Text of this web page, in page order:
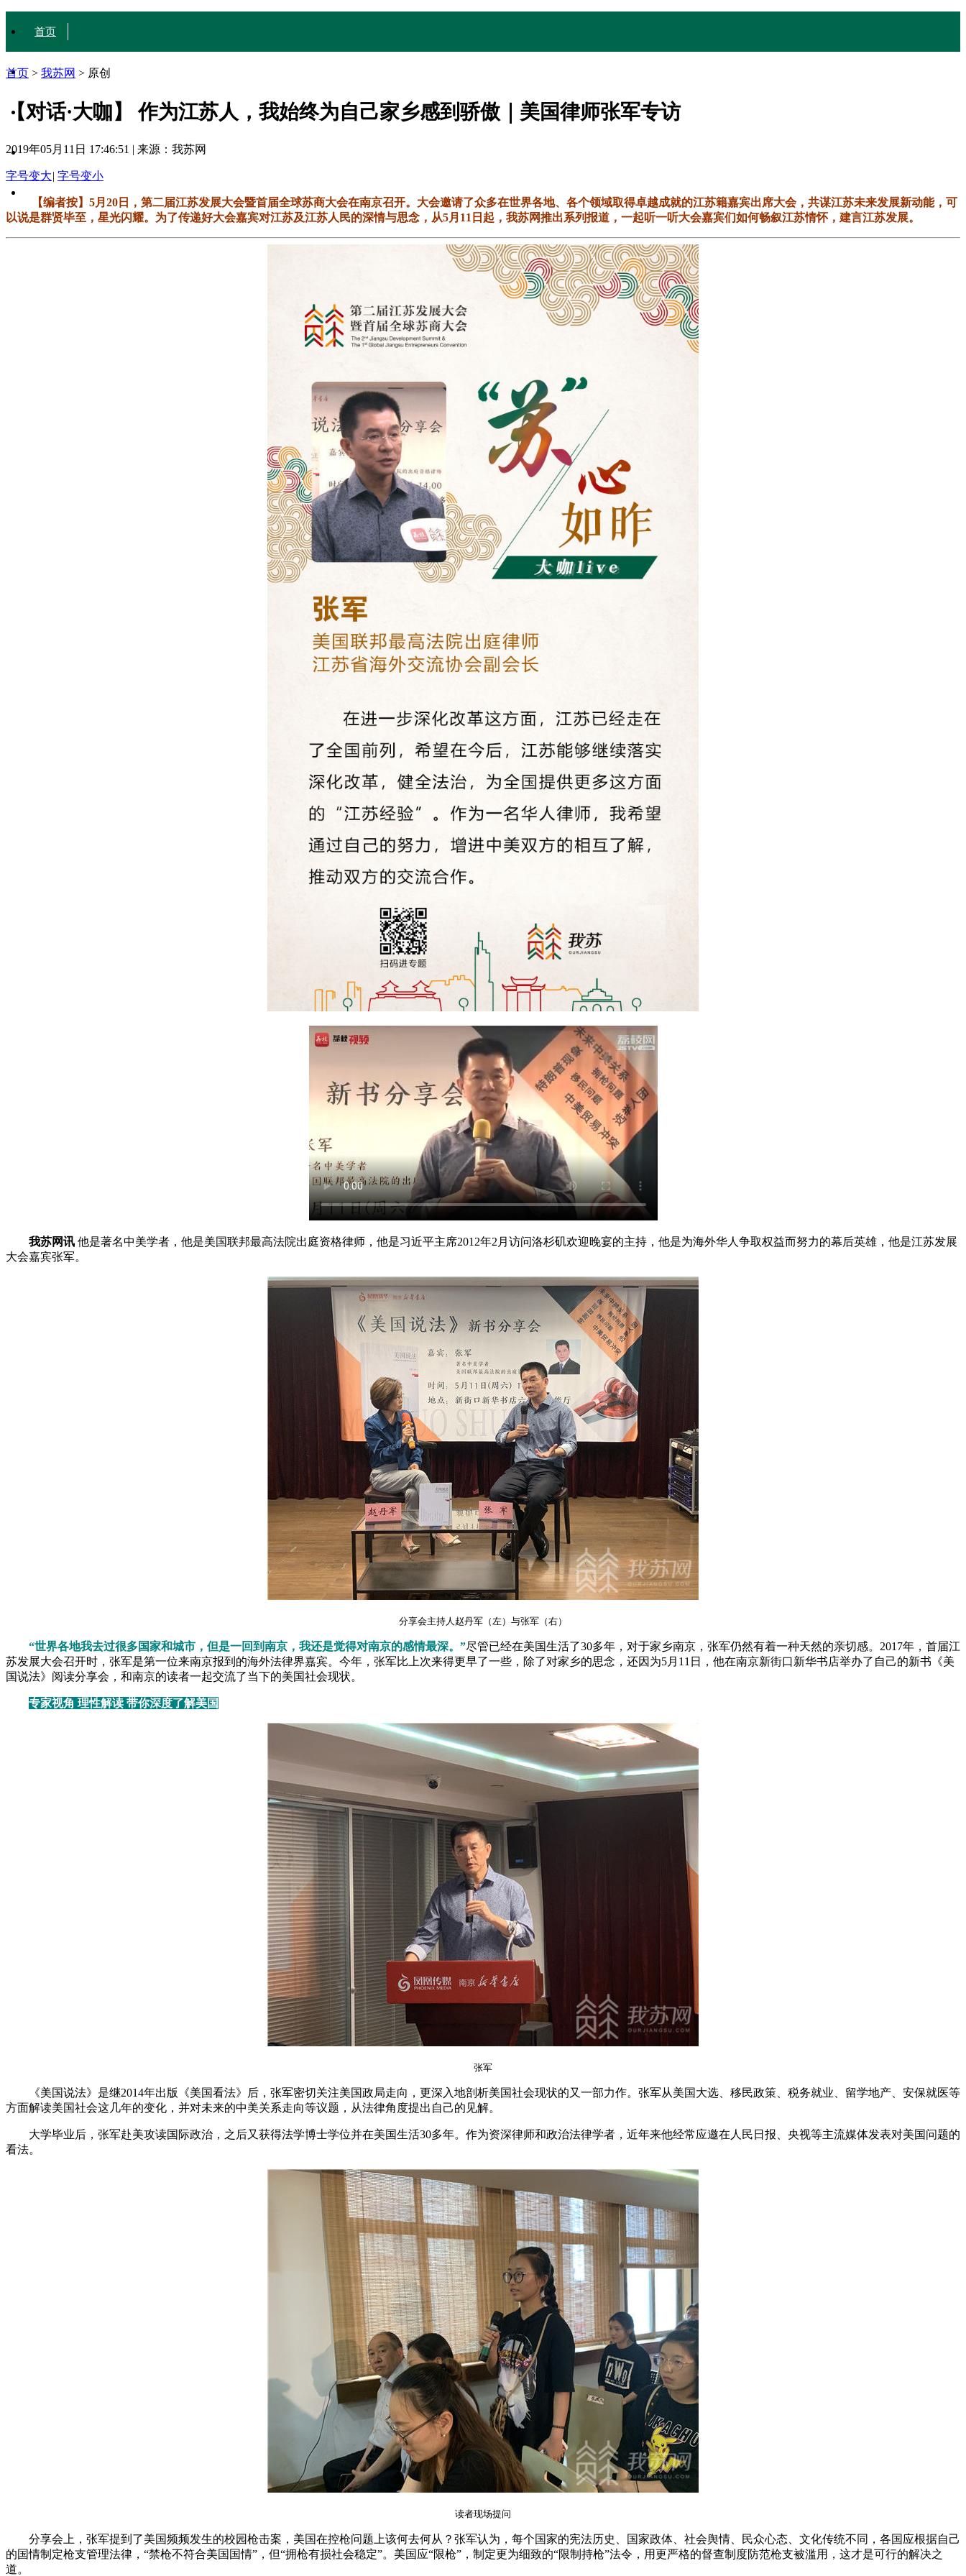
首页
城·事
人·文
行·色
首页 > 我苏网 > 原创
【对话·大咖】 作为江苏人，我始终为自己家乡感到骄傲｜美国律师张军专访
2019年05月11日 17:46:51 | 来源：我苏网
字号变大| 字号变小
【编者按】5月20日，第二届江苏发展大会暨首届全球苏商大会在南京召开。大会邀请了众多在世界各地、各个领域取得卓越成就的江苏籍嘉宾出席大会，共谋江苏未来发展新动能，可
以说是群贤毕至，星光闪耀。为了传递好大会嘉宾对江苏及江苏人民的深情与思念，从5月11日起，我苏网推出系列报道，一起听一听大会嘉宾们如何畅叙江苏情怀，建言江苏发展。
我苏网讯 他是著名中美学者，他是美国联邦最高法院出庭资格律师，他是习近平主席2012年2月访问洛杉矶欢迎晚宴的主持，他是为海外华人争取权益而努力的幕后英雄，他是江苏发展
大会嘉宾张军。
分享会主持人赵丹军（左）与张军（右）
“世界各地我去过很多国家和城市，但是一回到南京，我还是觉得对南京的感情最深。”尽管已经在美国生活了30多年，对于家乡南京，张军仍然有着一种天然的亲切感。2017年，首届江
苏发展大会召开时，张军是第一位来南京报到的海外法律界嘉宾。今年，张军比上次来得更早了一些，除了对家乡的思念，还因为5月11日，他在南京新街口新华书店举办了自己的新书《美
国说法》阅读分享会，和南京的读者一起交流了当下的美国社会现状。
专家视角 理性解读 带你深度了解美国
张军
《美国说法》是继2014年出版《美国看法》后，张军密切关注美国政局走向，更深入地剖析美国社会现状的又一部力作。张军从美国大选、移民政策、税务就业、留学地产、安保就医等
方面解读美国社会这几年的变化，并对未来的中美关系走向等议题，从法律角度提出自己的见解。
大学毕业后，张军赴美攻读国际政治，之后又获得法学博士学位并在美国生活30多年。作为资深律师和政治法律学者，近年来他经常应邀在人民日报、央视等主流媒体发表对美国问题的
看法。
读者现场提问
分享会上，张军提到了美国频频发生的校园枪击案，美国在控枪问题上该何去何从？张军认为，每个国家的宪法历史、国家政体、社会舆情、民众心态、文化传统不同，各国应根据自己
的国情制定枪支管理法律，“禁枪不符合美国国情”，但“拥枪有损社会稳定”。美国应“限枪”，制定更为细致的“限制持枪”法令，用更严格的督查制度防范枪支被滥用，这才是可行的解决之
道。